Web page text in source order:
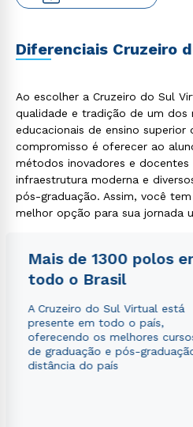
Diferenciais Cruzeiro
Ao escolher a Cruzeiro do Sul
qualidade e tradição de um dos
educacionais de ensino superior
compromisso é oferecer ao
métodos inovadores e docentes
infraestrutura moderna e
pós-graduação. Assim, você
melhor opção para sua jornada
Mais de 1300 polos
todo o Brasil
A Cruzeiro do Sul Virtual está
presente em todo o país,
oferecendo os melhores
de graduação e pós-
distância do país
Rápido e fácil
WhatsApp
ou
Estou de acordo com a
autorizo que meus dados
envio de conteúdos da